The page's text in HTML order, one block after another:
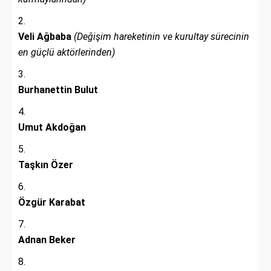
Veli Ağbaba (Değişim hareketinin ve kurultay sürecinin
en güçlü aktörlerinden)
Burhanettin Bulut
Umut Akdoğan
Taşkın Özer
Özgür Karabat
Adnan Beker